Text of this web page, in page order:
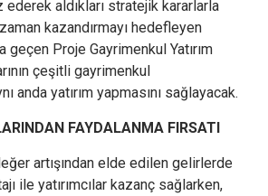
ederek aldıkları stratejik kararlarla
zaman kazandırmayı hedefleyen
geçen Proje Gayrimenkul Yatırım
çeşitli gayrimenkul
anda yatırım yapmasını sağlayacak.
FAYDALANMA FIRSATI
artışından elde edilen gelirlerde
ile yatırımcılar kazanç sağlarken,